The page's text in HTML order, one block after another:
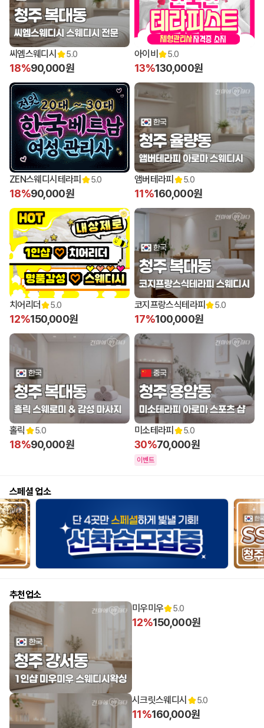
씨엠스웨디시 5.0
18%90,000원
아이비 5.0
13%130,000원
ZEN스웨디시테라피 5.0
18%90,000원
앰버테라피 5.0
11%160,000원
치어리더 5.0
12%150,000원
코지프랑스식테라피 5.0
17%100,000원
홀릭 5.0
18%90,000원
미소테라피 5.0
30%70,000원
이벤트
스페셜 업소
추천업소
미우미우
5.0
12%150,000원
시크릿스웨디시 5.0
11%160,000원